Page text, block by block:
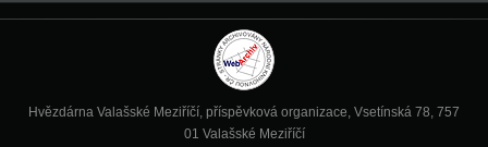
Hvězdárna Valašské Meziříčí, příspěvková organizace, Vsetínská 78, 757
01 Valašské Meziříčí